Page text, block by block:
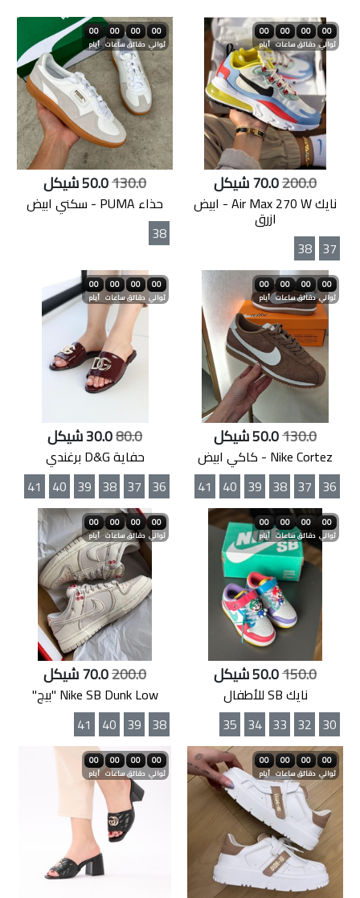
00
أيام
00
ساعات
00
دقائق
00
ثواني
200.0
نايك Air Max 270 W - ابيض
ازرق
37
38
00
أيام
00
ساعات
00
دقائق
00
ثواني
130.0
حذاء PUMA - سكني ابيض
38
00
أيام
00
ساعات
00
دقائق
00
ثواني
130.0
Nike Cortez - كاكي ابيض
36
37
38
39
40
41
00
أيام
00
ساعات
00
دقائق
00
ثواني
80.0
حفاية D&G برغندي
36
37
38
39
40
41
00
أيام
00
ساعات
00
دقائق
00
ثواني
150.0
نايك SB للأطفال
30
32
33
34
35
00
أيام
00
ساعات
00
دقائق
00
ثواني
200.0
Nike SB Dunk Low "بيج"
38
39
40
41
00
أيام
00
ساعات
00
دقائق
00
ثواني
00
أيام
00
ساعات
00
دقائق
00
ثواني